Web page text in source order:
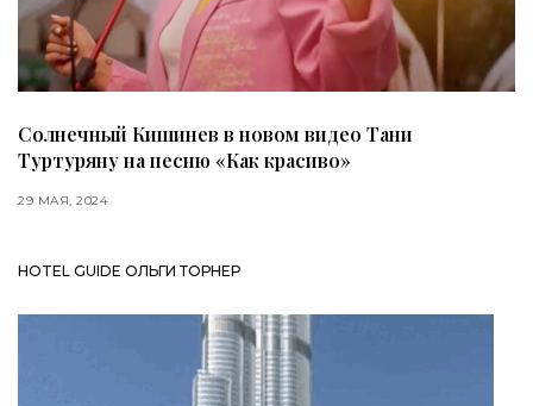
Солнечный Кишинев в новом видео Тани
Туртуряну на песню «Как красиво»
29 МАЯ, 2024
HOTEL GUIDE ОЛЬГИ ТОРНЕР